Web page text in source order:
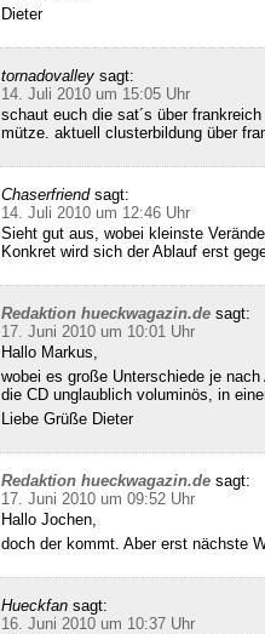
Dieter
tornadovalley sagt:
14. Juli 2010 um 15:05 Uhr
schaut euch die sat´s über
mütze. aktuell clusterbildung über
Chaserfriend sagt:
14. Juli 2010 um 12:46 Uhr
Sieht gut aus, wobei kleinste
Konkret wird sich der Ablauf erst
Redaktion hueckwagazin.de sagt:
17. Juni 2010 um 10:01 Uhr
Hallo Markus,
wobei es große Unterschiede je
die CD unglaublich voluminös, in
Liebe Grüße Dieter
Redaktion hueckwagazin.de sagt:
17. Juni 2010 um 09:52 Uhr
Hallo Jochen,
doch der kommt. Aber erst nächste
Hueckfan sagt:
16. Juni 2010 um 10:37 Uhr